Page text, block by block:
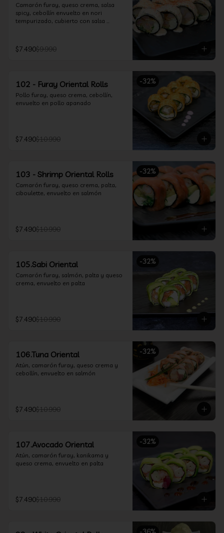
Camarón furay, queso crema, salsa
spicy, cebollín envuelto en nori
tempurizado, cubierto con salsa
$7.490$9.990
-32%
102 - Furay Oriental Rolls
Pollo furay, queso crema, cebollín,
envuelto en pollo apanado
$7.490$10.990
-32%
103 - Shrimp Oriental Rolls
Camarón furay, queso crema, palta,
ciboulette, envuelto en salmón
$7.490$10.990
-32%
105.Sabi Oriental
Camarón furay, salmón, palta y queso
crema, envuelto en palta
$7.490$10.990
-32%
106.Tuna Oriental
Atún, camarón furay, queso crema y
cebollín, envuelto en salmón
$7.490$10.990
-32%
107.Avocado Oriental
Atún, camarón furay, kanikama y
queso crema, envuelto en palta
$7.490$10.990